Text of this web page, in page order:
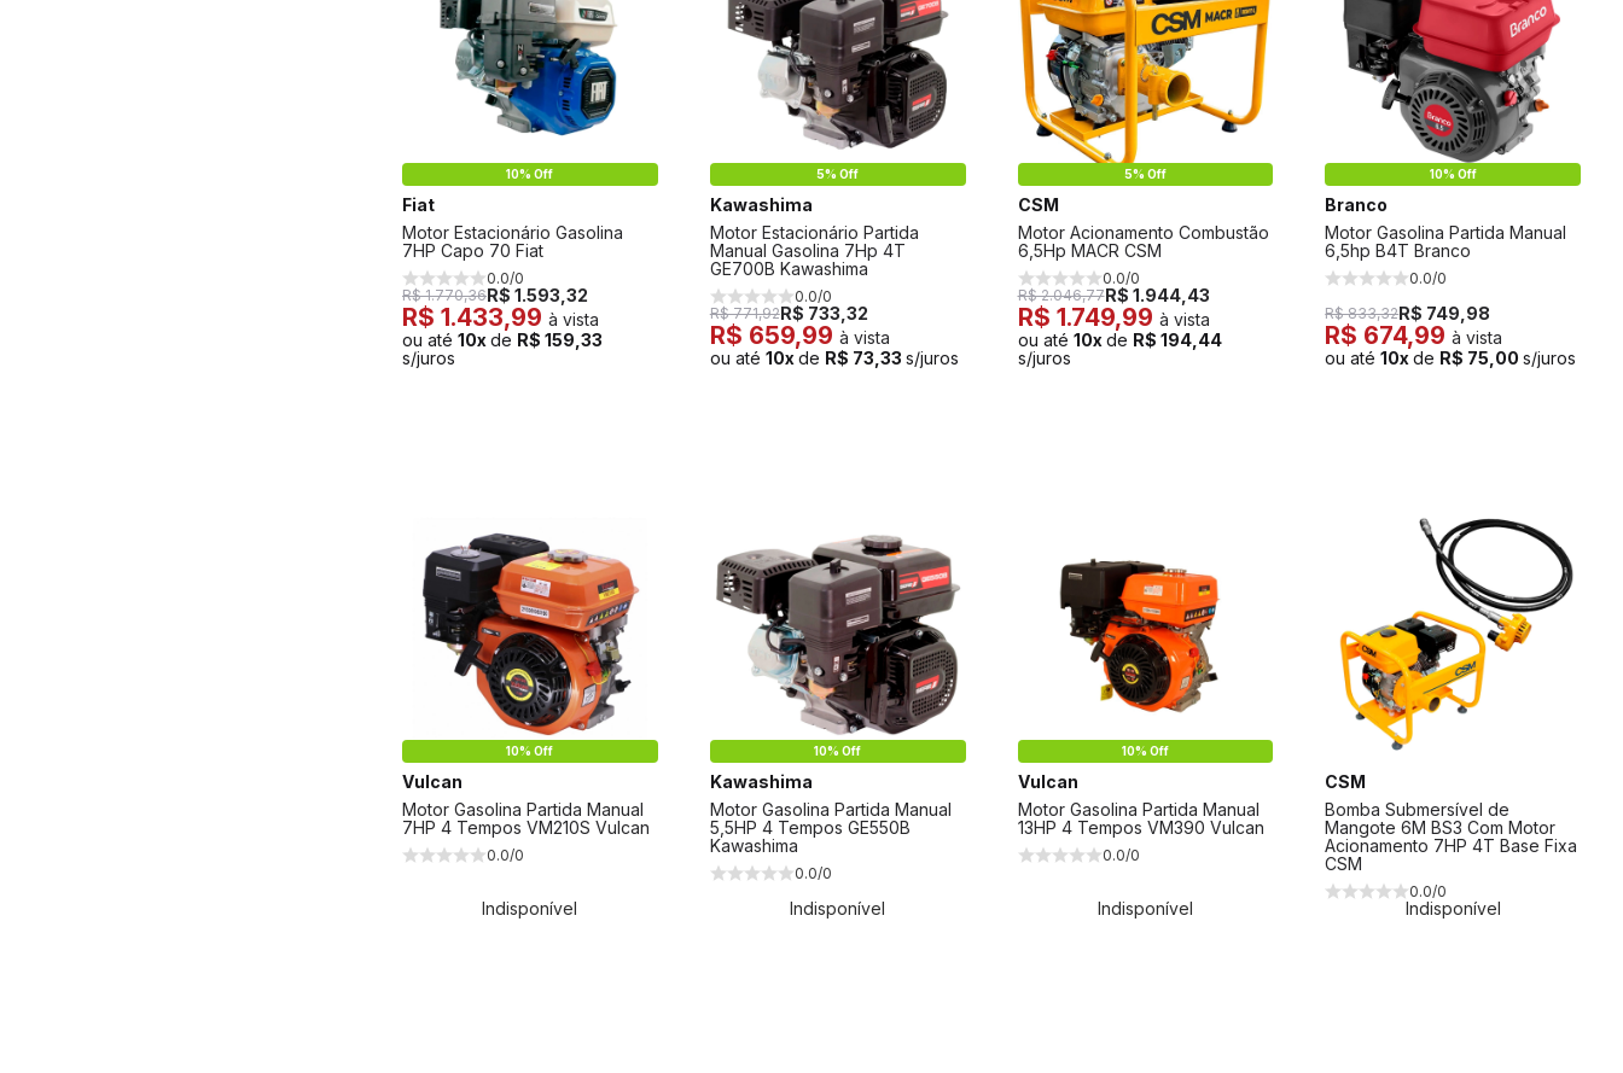
10% Off
Fiat
Motor Estacionário Gasolina
7HP Capo 70 Fiat
0.0/0
R$ 1.770,36R$ 1.593,32
R$ 1.433,99 à vista
ou até 10x de R$ 159,33
s/juros
5% Off
Kawashima
Motor Estacionário Partida
Manual Gasolina 7Hp 4T
GE700B Kawashima
0.0/0
R$ 771,92R$ 733,32
R$ 659,99 à vista
ou até 10x de R$ 73,33 s/juros
5% Off
CSM
Motor Acionamento Combustão
6,5Hp MACR CSM
0.0/0
R$ 2.046,77R$ 1.944,43
R$ 1.749,99 à vista
ou até 10x de R$ 194,44
s/juros
10% Off
Branco
Motor Gasolina Partida Manual
6,5hp B4T Branco
0.0/0
R$ 833,32R$ 749,98
R$ 674,99à vista
ou até10xde R$ 75,00s/juros
10% Off
Vulcan
Motor Gasolina Partida Manual
7HP 4 Tempos VM210S Vulcan
0.0/0
Indisponível
10% Off
Kawashima
Motor Gasolina Partida Manual
5,5HP 4 Tempos GE550B
Kawashima
0.0/0
Indisponível
10% Off
Vulcan
Motor Gasolina Partida Manual
13HP 4 Tempos VM390 Vulcan
0.0/0
Indisponível
CSM
Bomba Submersível de
Mangote 6M BS3 Com Motor
Acionamento 7HP 4T Base Fixa
CSM
0.0/0
Indisponível